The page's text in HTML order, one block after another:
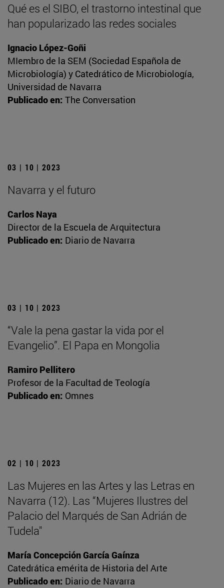
Qué es el SIBO, el trastorno intestinal que
han popularizado las redes sociales
Ignacio López-Goñi
MIembro de la SEM (Sociedad Española de
Microbiología) y Catedrático de Microbiología,
Universidad de Navarra
Publicado en: The Conversation
03 | 10 | 2023
Navarra y el futuro
Carlos Naya
Director de la Escuela de Arquitectura
Publicado en: Diario de Navarra
03 | 10 | 2023
“Vale la pena gastar la vida por el
Evangelio”. El Papa en Mongolia
Ramiro Pellitero
Profesor de la Facultad de Teología
Publicado en: Omnes
02 | 10 | 2023
Las Mujeres en las Artes y las Letras en
Navarra (12). Las “Mujeres Ilustres del
Palacio del Marqués de San Adrián de
Tudela"
María Concepción García Gaínza
Catedrática emérita de Historia del Arte
Publicado en: Diario de Navarra